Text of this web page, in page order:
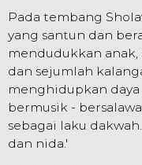
Pada tembang
yang santun dan
mendudukkan anak,
dan sejumlah
menghidupkan
bermusik -
sebagai laku
dan nida.'